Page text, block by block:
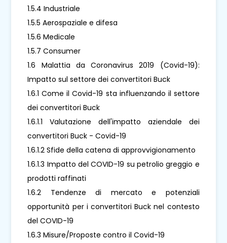
1.5.4 Industriale
1.5.5 Aerospaziale e difesa
1.5.6 Medicale
1.5.7 Consumer
1.6 Malattia da Coronavirus 2019 (Covid-19):
Impatto sul settore dei convertitori Buck
1.6.1 Come il Covid-19 sta influenzando il settore
dei convertitori Buck
1.6.1.1 Valutazione dell'impatto aziendale dei
convertitori Buck - Covid-19
1.6.1.2 Sfide della catena di approvvigionamento
1.6.1.3 Impatto del COVID-19 su petrolio greggio e
prodotti raffinati
1.6.2 Tendenze di mercato e potenziali
opportunità per i convertitori Buck nel contesto
del COVID-19
1.6.3 Misure/Proposte contro il Covid-19